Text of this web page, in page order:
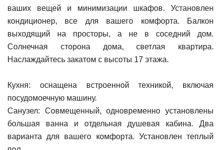
ваших вещей и минимизации шкафов. Установлен
кондиционер, все для вашего комфорта. Балкон
выходящий на просторы, а не в соседний дом.
Солнечная сторона дома, светлая квартира.
Наслаждайтесь закатом с высоты 17 этажа.
Кухня: оснащена встроенной техникой, включая
посудомоечную машину.
Санузел: Совмещенный, одновременно установлены
большая ванна и отдельная душевая кабина. Два
варианта для вашего комфорта. Установлен теплый